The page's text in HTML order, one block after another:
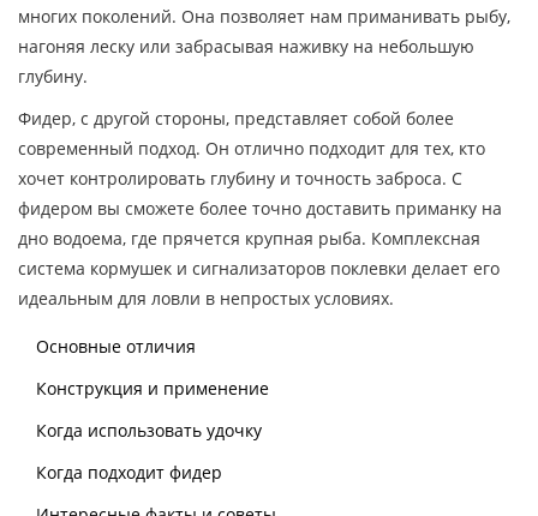
многих поколений. Она позволяет нам приманивать рыбу,
нагоняя леску или забрасывая наживку на небольшую
глубину.
Фидер, с другой стороны, представляет собой более
современный подход. Он отлично подходит для тех, кто
хочет контролировать глубину и точность заброса. С
фидером вы сможете более точно доставить приманку на
дно водоема, где прячется крупная рыба. Комплексная
система кормушек и сигнализаторов поклевки делает его
идеальным для ловли в непростых условиях.
Основные отличия
Конструкция и применение
Когда использовать удочку
Когда подходит фидер